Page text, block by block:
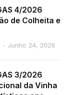
4/2026
de Colheita e
Junho 24, 2026
3/2026
da Vinha